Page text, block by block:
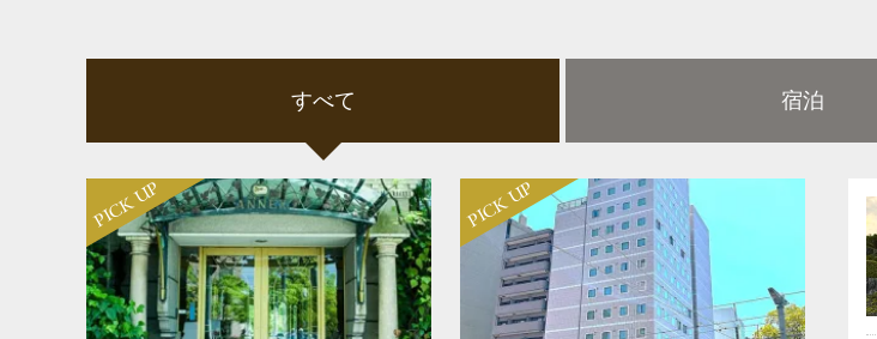
すべて 宿泊